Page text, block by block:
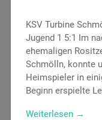
KSV Turbine
Jugend 1 5:1 Im
ehemaligen
Schmölln, konnte
Heimspieler in
Beginn erspielte
Weiterlesen →